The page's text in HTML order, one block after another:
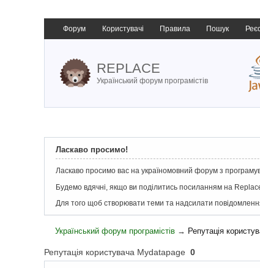
Форум Користувачі Правила Пошук
REPLACE
Український форум програмістів
Ласкаво просимо!
Ласкаво просимо вас на україномовний форум з
Будемо вдячні, якщо ви поділитись посиланням на
Для того щоб створювати теми та надсилати
Український форум програмістів → Репутація
Репутація користувача Mydatapage 0